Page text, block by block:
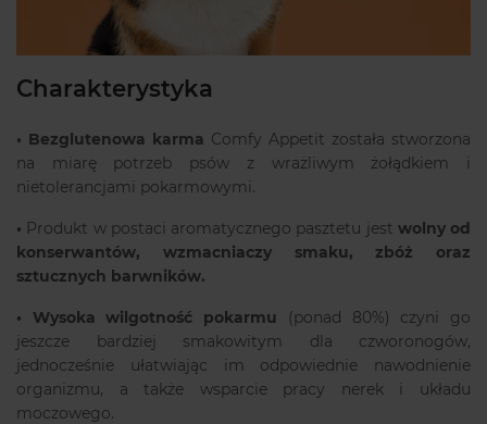
Charakterystyka
• Bezglutenowa karma Comfy Appetit została stworzona
na miarę potrzeb psów z wrażliwym żołądkiem i
nietolerancjami pokarmowymi.
• Produkt w postaci aromatycznego pasztetu jest wolny od
konserwantów, wzmacniaczy smaku, zbóż oraz
sztucznych barwników.
• Wysoka wilgotność pokarmu (ponad 80%) czyni go
jeszcze bardziej smakowitym dla czworonogów,
jednocześnie ułatwiając im odpowiednie nawodnienie
organizmu, a także wsparcie pracy nerek i układu
moczowego.